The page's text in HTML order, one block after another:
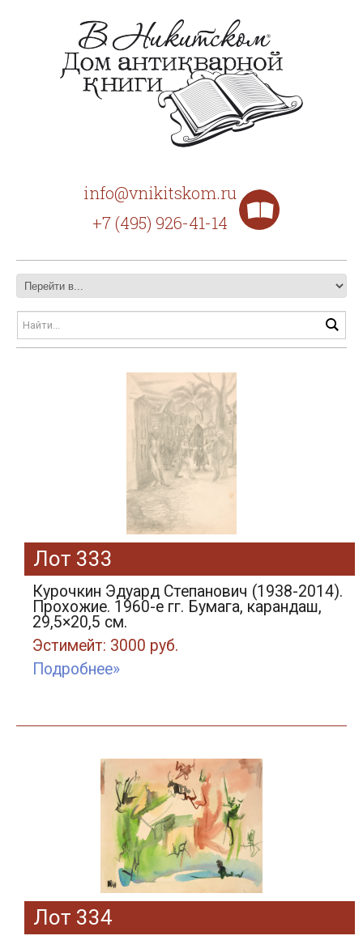
info@vnikitskom.ru
+7 (495) 926-41-14
Лот 333
Курочкин Эдуард Степанович (1938-2014).
Прохожие. 1960-е гг. Бумага, карандаш,
29,5×20,5 см.
Эстимейт: 3000 руб.
Подробнее»
Лот 334